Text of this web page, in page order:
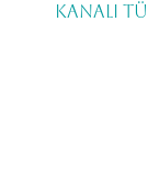
Kanali